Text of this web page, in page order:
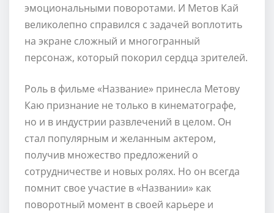
эмоциональными поворотами. И Метов Кай
великолепно справился с задачей воплотить
на экране сложный и многогранный
персонаж, который покорил сердца зрителей.
Роль в фильме «Название» принесла Метову
Каю признание не только в кинематографе,
но и в индустрии развлечений в целом. Он
стал популярным и желанным актером,
получив множество предложений о
сотрудничестве и новых ролях. Но он всегда
помнит свое участие в «Названии» как
поворотный момент в своей карьере и